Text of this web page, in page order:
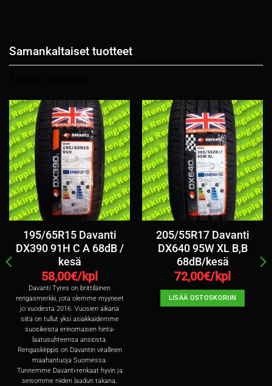
Samankaltaiset tuotteet
195/65R15 Davanti
DX390 91H C A 68dB /
kesä
58,00€/kpl
Davanti Tyres on brittiläinen
rengasmerkki, jota olemme myyneet
jo vuodesta 2016. Vuosien aikana
siitä on tullut yksi asiakkaidemme
suosikeista erinomaisen hinta-
laatusuhteensa ansiosta.
Rengaskirppis on Davantin virallinen
maahantuoja Suomessa.
Tunnemme Davanti-renkaat hyvin ja
seisomme niiden laadun takana.
205/55R17 Davanti
DX640 95W XL B,B
68dB/kesä
72,00€/kpl
LISÄÄ OSTOSKORIIN